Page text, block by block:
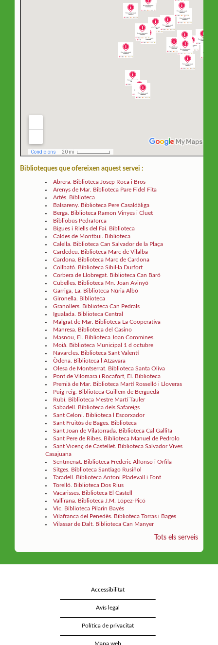
Biblioteques que ofereixen aquest servei :
Abrera. Biblioteca Josep Roca i Bros
Arenys de Mar. Biblioteca Pare Fidel Fita
Artés. Biblioteca
Balsareny. Biblioteca Pere Casaldàliga
Berga. Biblioteca Ramon Vinyes i Cluet
Bibliobús Pedraforca
Bigues i Riells del Fai. Biblioteca
Caldes de Montbui. Biblioteca
Calella. Biblioteca Can Salvador de la Plaça
Cardedeu. Biblioteca Marc de Vilalba
Cardona. Biblioteca Marc de Cardona
Collbató. Biblioteca Sibil·la Durfort
Corbera de Llobregat. Biblioteca Can Baró
Cubelles. Biblioteca Mn. Joan Avinyó
Garriga, La. Biblioteca Núria Albó
Gironella. Biblioteca
Granollers. Biblioteca Can Pedrals
Igualada. Biblioteca Central
Malgrat de Mar. Biblioteca La Cooperativa
Manresa. Biblioteca del Casino
Masnou, El. Biblioteca Joan Coromines
Moià. Biblioteca Municipal 1 d octubre
Navarcles. Biblioteca Sant Valentí
Òdena. Biblioteca l Atzavara
Olesa de Montserrat. Biblioteca Santa Oliva
Pont de Vilomara i Rocafort, El. Biblioteca
Premià de Mar. Biblioteca Martí Rosselló i Lloveras
Puig-reig. Biblioteca Guillem de Berguedà
Rubí. Biblioteca Mestre Martí Tauler
Sabadell. Biblioteca dels Safareigs
Sant Celoni. Biblioteca l Escorxador
Sant Fruitós de Bages. Biblioteca
Sant Joan de Vilatorrada. Biblioteca Cal Gallifa
Sant Pere de Ribes. Biblioteca Manuel de Pedrolo
Sant Vicenç de Castellet. Biblioteca Salvador Vives
Casajuana
Sentmenat. Biblioteca Frederic Alfonso i Orfila
Sitges. Biblioteca Santiago Rusiñol
Taradell. Biblioteca Antoni Pladevall i Font
Torelló. Biblioteca Dos Rius
Vacarisses. Biblioteca El Castell
Vallirana. Biblioteca J.M. López-Picó
Vic. Biblioteca Pilarin Bayés
Vilafranca del Penedès. Biblioteca Torras i Bages
Vilassar de Dalt. Biblioteca Can Manyer
Tots els serveis
Accessibilitat
Avís legal
Política de privacitat
Mapa web